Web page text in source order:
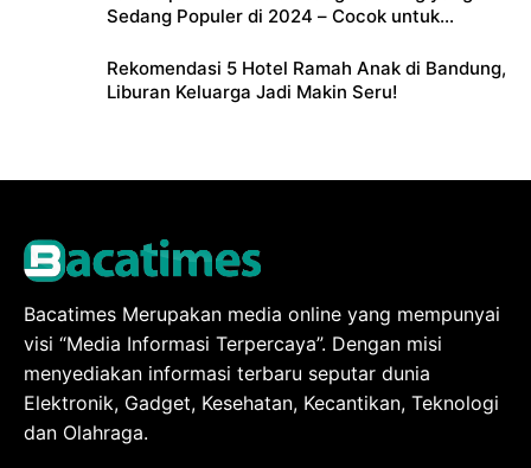
Sedang Populer di 2024 – Cocok untuk
Rekomendasi 5 Hotel Ramah Anak di Bandung,
Liburan Keluarga Jadi Makin Seru!
Bacatimes Merupakan media online yang mempunyai
visi “Media Informasi Terpercaya”. Dengan misi
menyediakan informasi terbaru seputar dunia
Elektronik, Gadget, Kesehatan, Kecantikan, Teknologi
dan Olahraga.